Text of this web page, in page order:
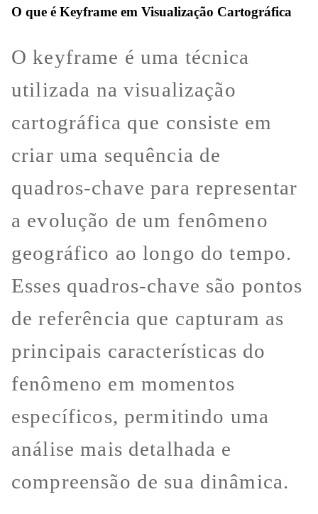
O que é Keyframe em Visualização Cartográfica
O keyframe é uma técnica
utilizada na visualização
cartográfica que consiste em
criar uma sequência de
quadros-chave para representar
a evolução de um fenômeno
geográfico ao longo do tempo.
Esses quadros-chave são pontos
de referência que capturam as
principais características do
fenômeno em momentos
específicos, permitindo uma
análise mais detalhada e
compreensão de sua dinâmica.